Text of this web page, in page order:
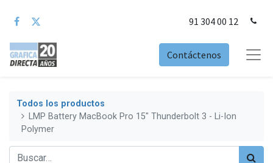
91 304 00 12
Contáctenos
Todos los productos
LMP Battery MacBook Pro 15" Thunderbolt 3 - Li-Ion
Polymer